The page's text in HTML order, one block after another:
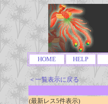
HOME HELP
＜一覧表示に戻る
(最新レス5件表示)